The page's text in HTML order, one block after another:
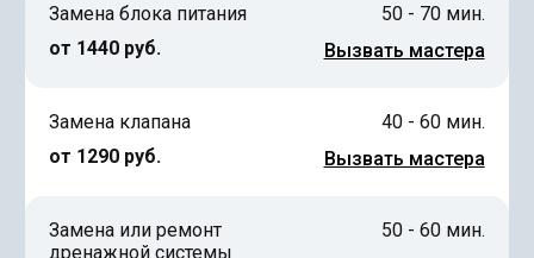
Замена блока питания
от 1440 руб.
50 - 70 мин.
Вызвать мастера
Замена клапана
от 1290 руб.
40 - 60 мин.
Вызвать мастера
Замена или ремонт
дренажной системы
50 - 60 мин.